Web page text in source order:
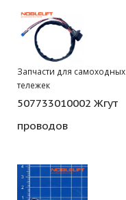
Запчасти для самоходных
тележек
507733010002 Жгут
проводов